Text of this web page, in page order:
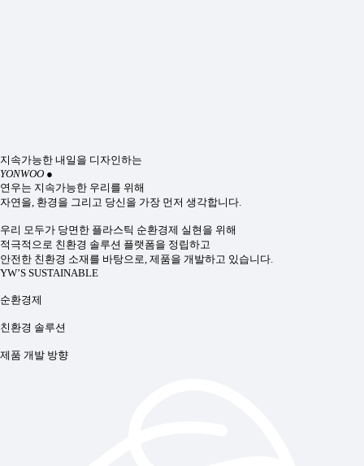
지속가능한 내일을 디자인하는
YONWOO ●
연우는 지속가능한 우리를 위해
자연을, 환경을 그리고 당신을 가장 먼저 생각합니다.
우리 모두가 당면한 플라스틱 순환경제 실현을 위해
적극적으로 친환경 솔루션 플랫폼을 정립하고
안전한 친환경 소재를 바탕으로, 제품을 개발하고 있습니다.
YW’S SUSTAINABLE
순환경제
친환경 솔루션
제품 개발 방향